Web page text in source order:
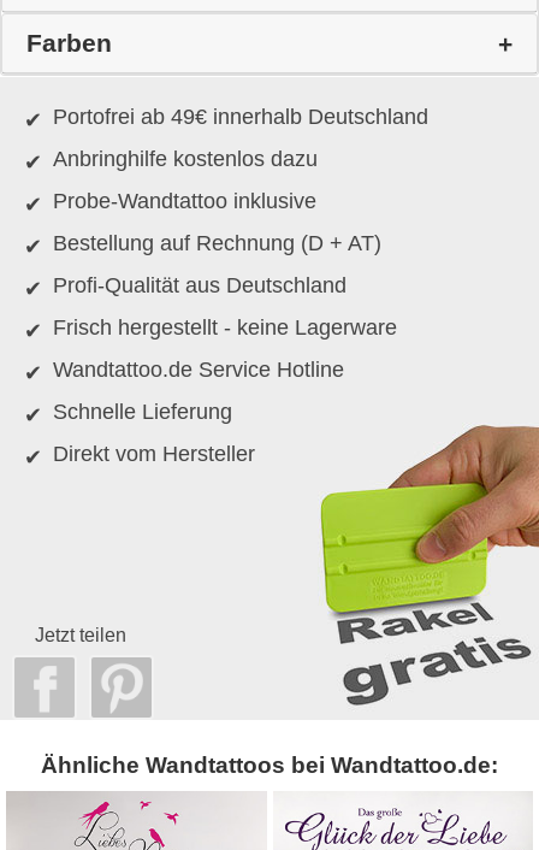
Farben
Portofrei ab 49€ innerhalb Deutschland
Anbringhilfe kostenlos dazu
Probe-Wandtattoo inklusive
Bestellung auf Rechnung (D + AT)
Profi-Qualität aus Deutschland
Frisch hergestellt - keine Lagerware
Wandtattoo.de Service Hotline
Schnelle Lieferung
Direkt vom Hersteller
Jetzt teilen
Ähnliche Wandtattoos bei Wandtattoo.de: